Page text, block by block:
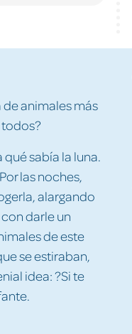
animales más
sabía la luna.
las noches,
alargando
darle un
de este
se estiraban,
idea: ?Si te